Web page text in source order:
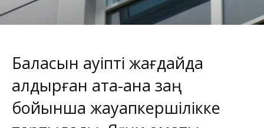
Баласын қауіпті жағдайда
қалдырған ата-ана заң
бойынша жауапкершілікке